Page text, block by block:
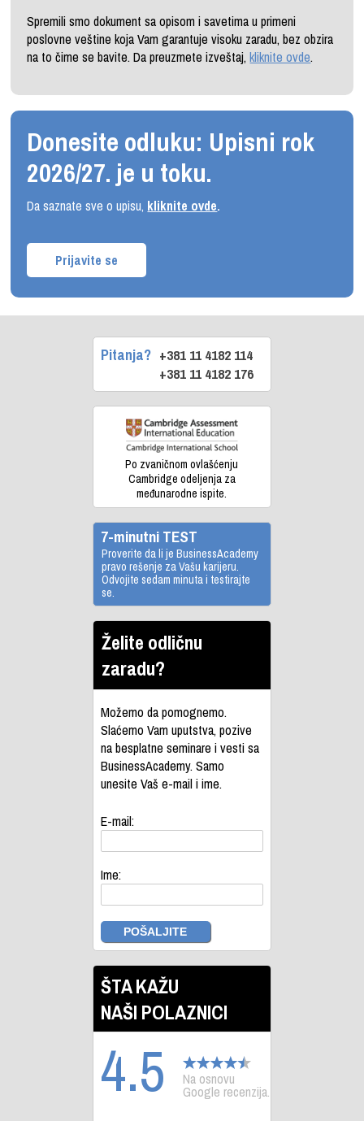
Spremili smo dokument sa opisom i savetima u primeni
poslovne veštine koja Vam garantuje visoku zaradu, bez obzira
na to čime se bavite. Da preuzmete izveštaj,kliknite ovde.
Donesite odluku: Upisni rok
2026/27. je u toku.
Da saznate sve o upisu, kliknite ovde.
Prijavite se
Pitanja? +381 11 4182 114
+381 11 4182 176
Po zvaničnom ovlašćenju
Cambridge odeljenja za
međunarodne ispite.
7-minutni TEST
Proverite da li je BusinessAcademy
pravo rešenje za Vašu karijeru.
Odvojite sedam minuta i testirajte
se.
Želite odličnu
zaradu?
Možemo da pomognemo.
Slaćemo Vam uputstva, pozive
na besplatne seminare i vesti sa
BusinessAcademy. Samo
unesite Vaš e-mail i ime.
E-mail:
Ime:
ŠTA KAŽU
NAŠI POLAZNICI
4.5 Na osnovu
Google recenzija.